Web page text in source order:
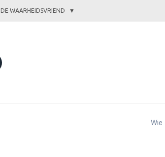
DE WAARHEIDSVRIEND
Wie